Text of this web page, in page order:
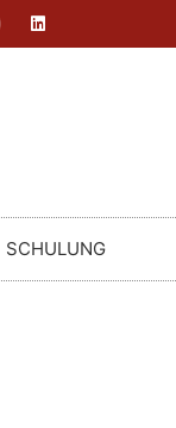
SCHULUNG